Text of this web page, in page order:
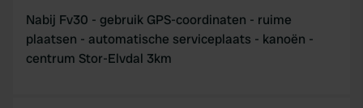
Nabij Fv30 - gebruik GPS-coordinaten - ruime
plaatsen - automatische serviceplaats - kanoën -
centrum Stor-Elvdal 3km